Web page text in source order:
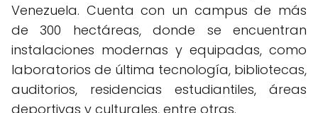
Venezuela. Cuenta con un campus de más
de 300 hectáreas, donde se encuentran
instalaciones modernas y equipadas, como
laboratorios de última tecnología, bibliotecas,
auditorios, residencias estudiantiles, áreas
deportivas y culturales, entre otras.